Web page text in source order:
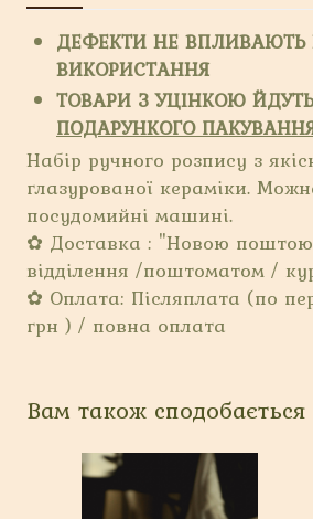
ДЕФЕКТИ НЕ ВПЛИВАЮТЬ
ВИКОРИСТАННЯ
ТОВАРИ З УЦІНКОЮ
ПОДАРУНКОГО
Набір ручного розпису з
глазурованої кераміки.
посудомийні машині.
✿ Доставка : "Новою
відділення /поштоматом /
✿ Оплата: Післяплата (по
грн ) / повна оплата
Вам також сподобається